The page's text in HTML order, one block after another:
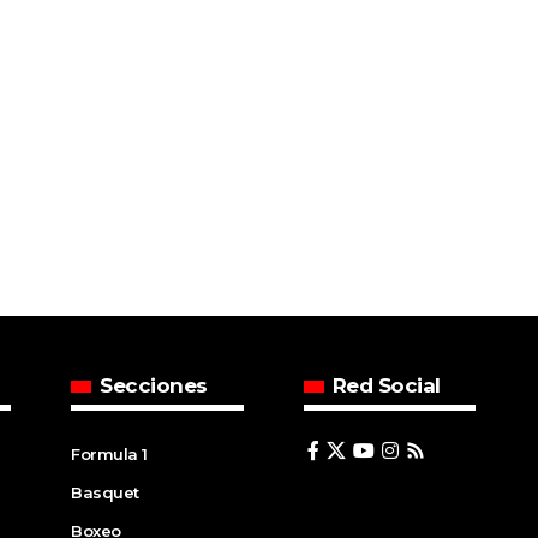
Secciones
Formula 1
Basquet
Boxeo
Red Social